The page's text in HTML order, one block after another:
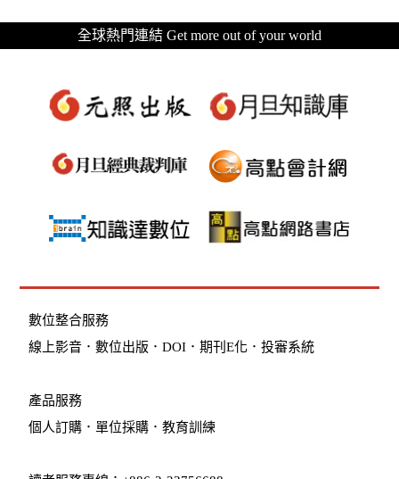
全球熱門連結 Get more out of your world
數位整合服務
線上影音 ．數位出版 ．DOI ．期刊E化 ．投審系統
產品服務
個人訂購 ． 單位採購 ．教育訓練